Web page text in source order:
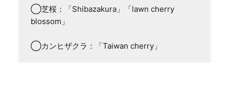
◯芝桜：「Shibazakura」「lawn cherry
blossom」
◯カンヒザクラ：「Taiwan cherry」